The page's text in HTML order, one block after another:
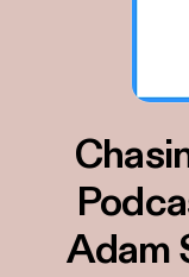
Adam